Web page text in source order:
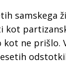
samskega
kot
ne prišlo.